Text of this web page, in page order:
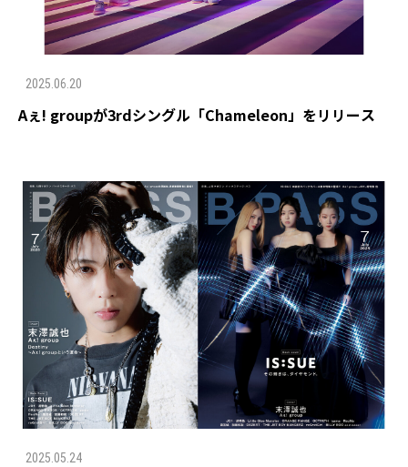
2025.06.20
Aぇ! groupが3rdシングル「Chameleon」をリリース
2025.05.24